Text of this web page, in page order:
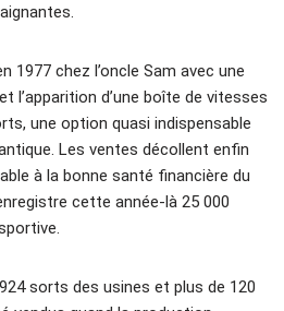
1977 chez l’oncle Sam avec une
l’apparition d’une boîte de vitesses
une option quasi indispensable
Les ventes décollent enfin
à la bonne santé financière du
cette année-là 25 000
sorts des usines et plus de 120